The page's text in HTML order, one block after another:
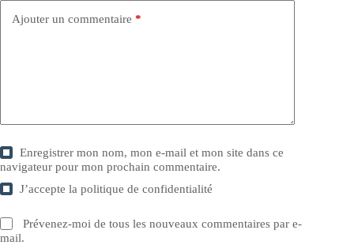
Ajouter un commentaire *
Enregistrer mon nom, mon e-mail et mon site dans ce
navigateur pour mon prochain commentaire.
J’accepte lapolitique de confidentialité
Prévenez-moi de tous les nouveaux commentaires par e-
mail.